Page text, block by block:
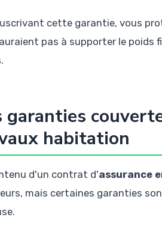
cette garantie, vous
pas à supporter le poids
garanties
habitation
d'un contrat d'assurance
mais certaines garanties